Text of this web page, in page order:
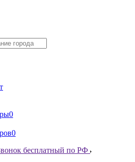
0
0
бесплатный по РФ